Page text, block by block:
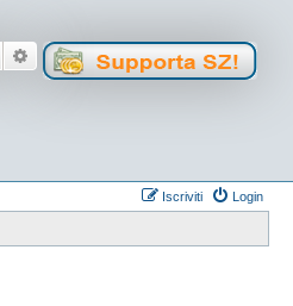
Cerca Ricerca avanzata
Login
Iscriviti